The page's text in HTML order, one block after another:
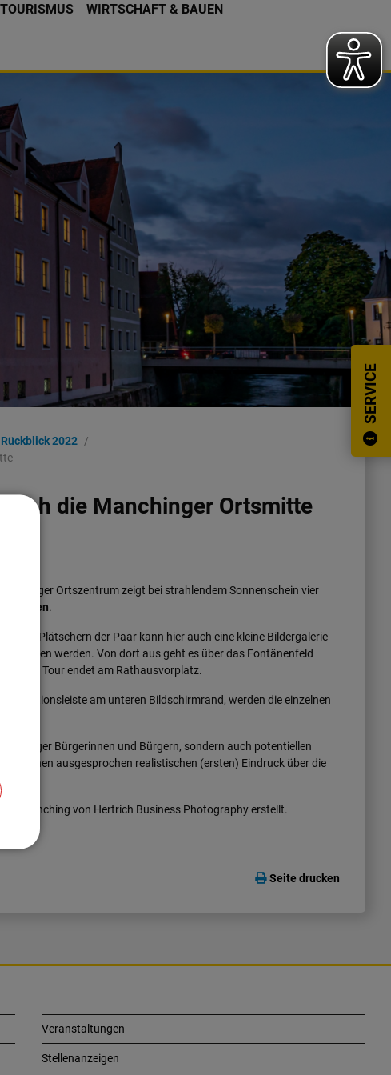
WIRTSCHAFT & BAUEN
SERVICE
Rückblick 2022
die Manchinger Ortsmitte
Ortszentrum zeigt bei strahlendem Sonnenschein vier
.
das Plätschern der Paar kann hier auch eine kleine Bildergalerie
werden. Von dort aus geht es über das Fontänenfeld
Die Tour endet am Rathausvorplatz.
am unteren Bildschirmrand, werden die einzelnen
Bürgerinnen und Bürgern, sondern auch potentiellen
sich einen ausgesprochen realistischen (ersten) Eindruck über die
Manching von Hertrich Business Photography erstellt.
Seite drucken
Veranstaltungen
Stellenanzeigen